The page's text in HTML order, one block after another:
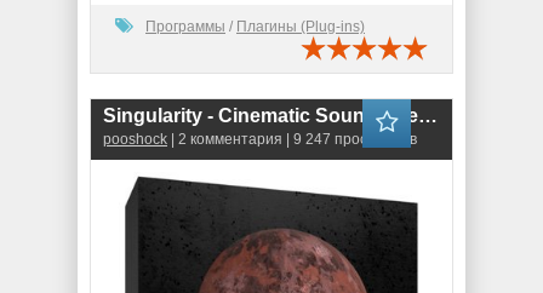
Программы / Плагины (Plug-ins)
Singularity - Cinematic Sound Effects Library (WAV)
pooshock | 2 комментария | 9 247 просмотров